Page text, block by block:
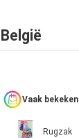
Vaak bekeken
Rugzak